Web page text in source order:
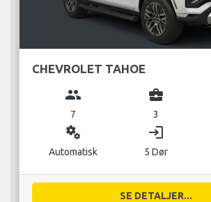
CHEVROLET TAHOE
group
7
business_center
3
miscellaneous_services
Automatisk
login
5 Dør
SE DETALJER...